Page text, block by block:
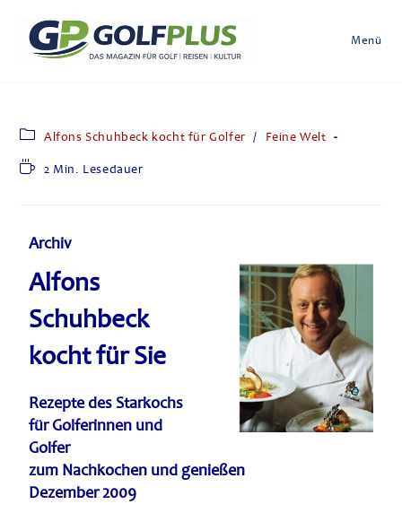
Menü
Alfons Schuhbeck kocht für Golfer / Feine Welt
2 Min. Lesedauer
Archiv
Alfons
Schuhbeck
kocht für Sie
Rezepte des Starkochs
für Golferinnen und
Golfer
zum Nachkochen und genießen
Dezember 2009